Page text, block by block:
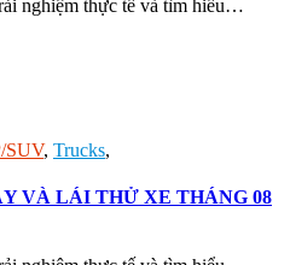
nghiệm thực tế và tìm hiểu…
SUV, Trucks,
VÀ LÁI THỬ XE THÁNG 08